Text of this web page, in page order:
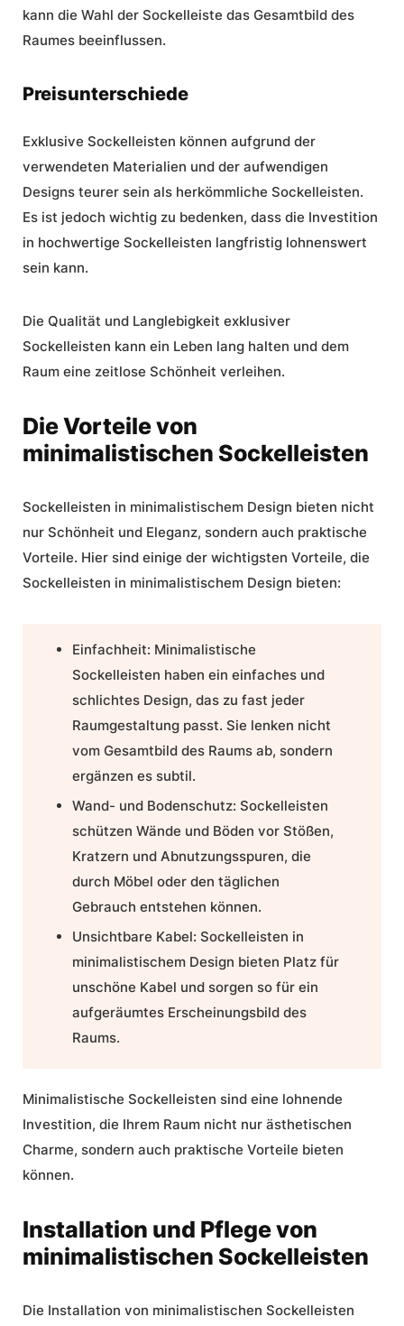
kann die Wahl der Sockelleiste das Gesamtbild des
Raumes beeinflussen.
Preisunterschiede
Exklusive Sockelleisten können aufgrund der
verwendeten Materialien und der aufwendigen
Designs teurer sein als herkömmliche Sockelleisten.
Es ist jedoch wichtig zu bedenken, dass die Investition
in hochwertige Sockelleisten langfristig lohnenswert
sein kann.
Die Qualität und Langlebigkeit exklusiver
Sockelleisten kann ein Leben lang halten und dem
Raum eine zeitlose Schönheit verleihen.
Die Vorteile von
minimalistischen Sockelleisten
Sockelleisten in minimalistischem Design bieten nicht
nur Schönheit und Eleganz, sondern auch praktische
Vorteile. Hier sind einige der wichtigsten Vorteile, die
Sockelleisten in minimalistischem Design bieten:
Einfachheit: Minimalistische
Sockelleisten haben ein einfaches und
schlichtes Design, das zu fast jeder
Raumgestaltung passt. Sie lenken nicht
vom Gesamtbild des Raums ab, sondern
ergänzen es subtil.
Wand- und Bodenschutz: Sockelleisten
schützen Wände und Böden vor Stößen,
Kratzern und Abnutzungsspuren, die
durch Möbel oder den täglichen
Gebrauch entstehen können.
Unsichtbare Kabel: Sockelleisten in
minimalistischem Design bieten Platz für
unschöne Kabel und sorgen so für ein
aufgeräumtes Erscheinungsbild des
Raums.
Minimalistische Sockelleisten sind eine lohnende
Investition, die Ihrem Raum nicht nur ästhetischen
Charme, sondern auch praktische Vorteile bieten
können.
Installation und Pflege von
minimalistischen Sockelleisten
Die Installation von minimalistischen Sockelleisten